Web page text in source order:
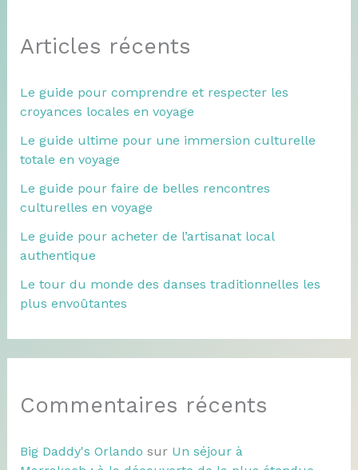
Articles récents
Le guide pour comprendre et respecter les
croyances locales en voyage
Le guide ultime pour une immersion culturelle
totale en voyage
Le guide pour faire de belles rencontres
culturelles en voyage
Le guide pour acheter de l’artisanat local
authentique
Le tour du monde des danses traditionnelles les
plus envoûtantes
Commentaires récents
Big Daddy's Orlando sur Un séjour à